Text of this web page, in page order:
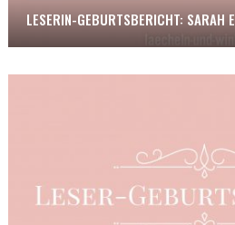
LESERIN-GEBURTSBERICHT: SARAH